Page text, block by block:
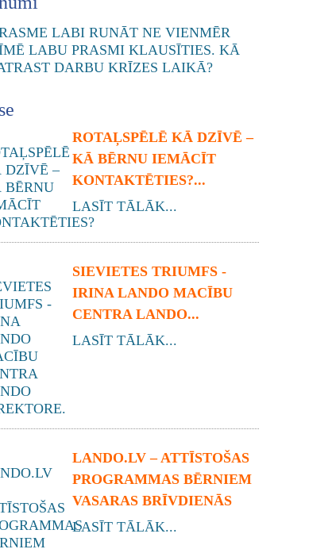
ROTAĻSPĒLĒ KĀ DZĪVĒ –
KĀ BĒRNU IEMĀCĪT
KONTAKTĒTIES?...
LASĪT TĀLĀK...
SIEVIETES TRIUMFS -
IRINA LANDO MACĪBU
CENTRA LANDO...
LASĪT TĀLĀK...
LANDO.LV – ATTĪSTOŠAS
PROGRAMMAS BĒRNIEM
VASARAS BRĪVDIENĀS
LASĪT TĀLĀK...